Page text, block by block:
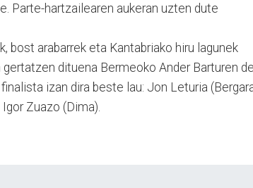
Parte-hartzailearen aukeran uzten dute
bost arabarrek eta Kantabriako hiru lagunek
dituena Bermeoko Ander Barturen
izan dira beste lau: Jon Leturia
Zuazo (Dima).